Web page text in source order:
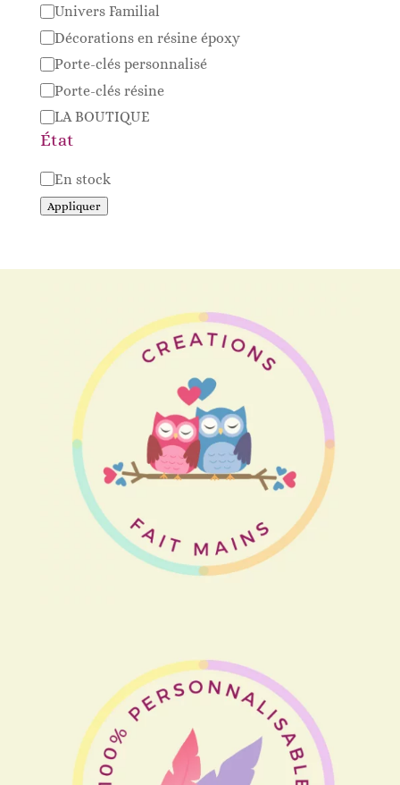
Catégorie
Univers Familial
Décorations en résine époxy
Porte-clés personnalisé
Porte-clés résine
LA BOUTIQUE
État
Disponibilité
En stock
Appliquer